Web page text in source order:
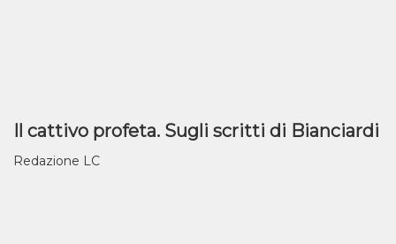
Il cattivo profeta. Sugli scritti di Bianciardi
Redazione LC